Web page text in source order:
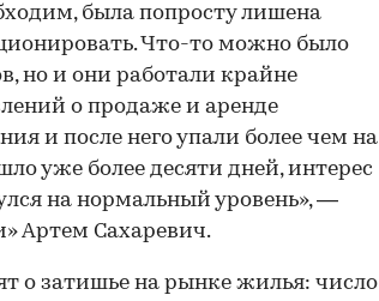
была попросту лишена
Что-то можно было
но и они работали крайне
о продаже и аренде
и после него упали более чем на
уже более десяти дней, интерес
на нормальный уровень», —
Артем Сахаревич.
о затишье на рынке жилья: число